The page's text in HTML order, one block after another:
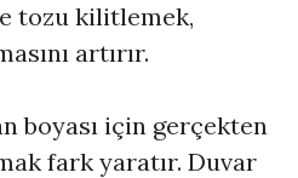
tozu kilitlemek,
artırır.
boyası için gerçekten
fark yaratır. Duvar